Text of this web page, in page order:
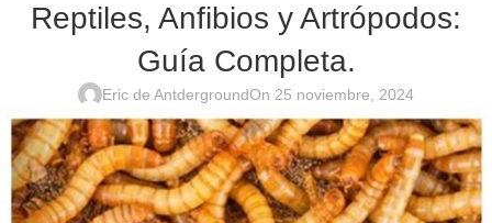
Reptiles, Anfibios y Artrópodos:
Guía Completa.
Eric de AntdergroundOn 25 noviembre, 2024